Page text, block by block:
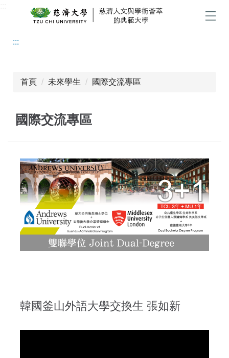
:::
首頁 未來學生 國際交流專區
國際交流專區
韓國釜山外語大學交換生 張如新